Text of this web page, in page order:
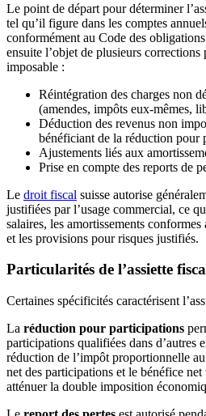
Le point de départ pour déterminer
tel qu’il figure dans les comptes
conformément au Code des
ensuite l’objet de plusieurs
imposable :
Réintégration des charges non
(amendes, impôts eux-mêmes,
Déduction des revenus non
bénéficiant de la réduction pour
Ajustements liés aux
Prise en compte des reports de
Le droit fiscal suisse autorise
justifiées par l’usage commercial, ce
salaires, les amortissements
et les provisions pour risques justifiés.
Particularités de l’assiette
Certaines spécificités caractérisent
La réduction pour participations
participations qualifiées dans d’autres
réduction de l’impôt proportionnelle
net des participations et le bénéfice
atténuer la double imposition